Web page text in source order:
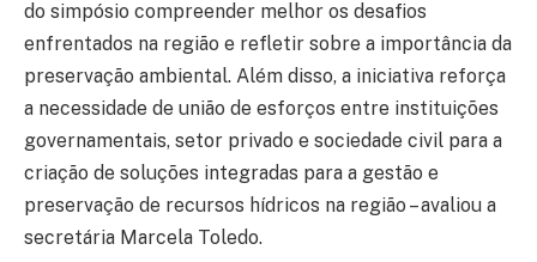
do simpósio compreender melhor os desafios
enfrentados na região e refletir sobre a importância da
preservação ambiental. Além disso, a iniciativa reforça
a necessidade de união de esforços entre instituições
governamentais, setor privado e sociedade civil para a
criação de soluções integradas para a gestão e
preservação de recursos hídricos na região – avaliou a
secretária Marcela Toledo.